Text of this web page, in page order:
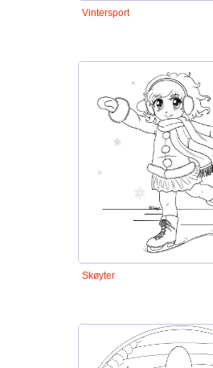
Vintersport
Skøyter